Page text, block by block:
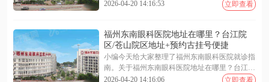
区专家设备同质化管理。关于福州东南眼科医院
地址在哪里？台江院区地址在五一南路 193 号，
眼科医院预约挂号可通过在线客服、电话或现场
办理，提前锁定号源更省时。选择就近院区即可
享受同等优质医疗服务。下面一起来看看更多详
细介绍~
2026-04-20 14:16:53 立即查看
福州东南眼科医院地址在哪里？台江院
区/苍山院区地址+预约古挂号便捷
小编今天给大家整理了福州东南眼科医院就诊指
南。关于福州东南眼科医院地址在哪里？台江院
区地址/苍山院区地址，台江位于西二环南路 112
2026-04-20 14:16:06 立即查看